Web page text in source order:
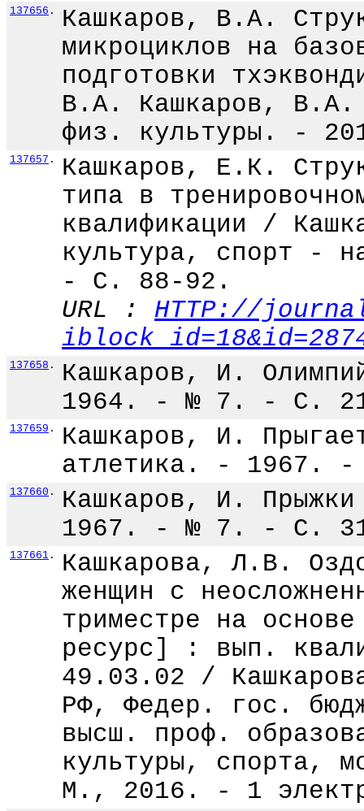
137656 .
Кашкаров, В.А.
микроциклов на
подготовки
В.А. Кашкаров, В.А.
физ. культуры. -
137657 .
Кашкаров, Е.К.
типа в
квалификации /
культура, спорт -
- С. 88-92.
URL : HTTP://
137658 .
Кашкаров, И.
1964. - № 7. - С.
137659 .
Кашкаров, И.
атлетика. - 1967.
137660 .
Кашкаров, И.
1967. - № 7. - С.
137661 .
Кашкарова, Л.В.
женщин с
триместре на
ресурс] : вып.
49.03.02 /
РФ, Федер. гос.
высш. проф.
культуры, спорта,
М., 2016. - 1